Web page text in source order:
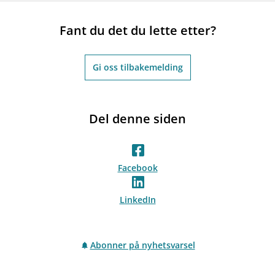
Fant du det du lette etter?
Gi oss tilbakemelding
Del denne siden
Facebook
LinkedIn
Abonner på nyhetsvarsel